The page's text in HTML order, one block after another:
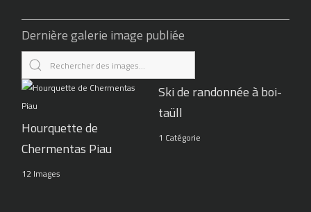
Dernière galerie image publiée
Hourquette de
Chermentas Piau
12 Images
Ski de randonnée à boi-
taüll
1 Catégorie